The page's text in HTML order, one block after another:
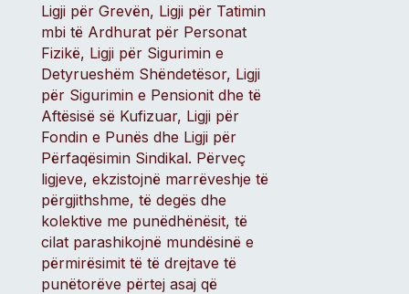
Ligji për Grevën, Ligji për Tatimin
mbi të Ardhurat për Personat
Fizikë, Ligji për Sigurimin e
Detyrueshëm Shëndetësor, Ligji
për Sigurimin e Pensionit dhe të
Aftësisë së Kufizuar, Ligji për
Fondin e Punës dhe Ligji për
Përfaqësimin Sindikal. Përveç
ligjeve, ekzistojnë marrëveshje të
përgjithshme, të degës dhe
kolektive me punëdhënësit, të
cilat parashikojnë mundësinë e
përmirësimit të të drejtave të
punëtorëve përtej asaj që